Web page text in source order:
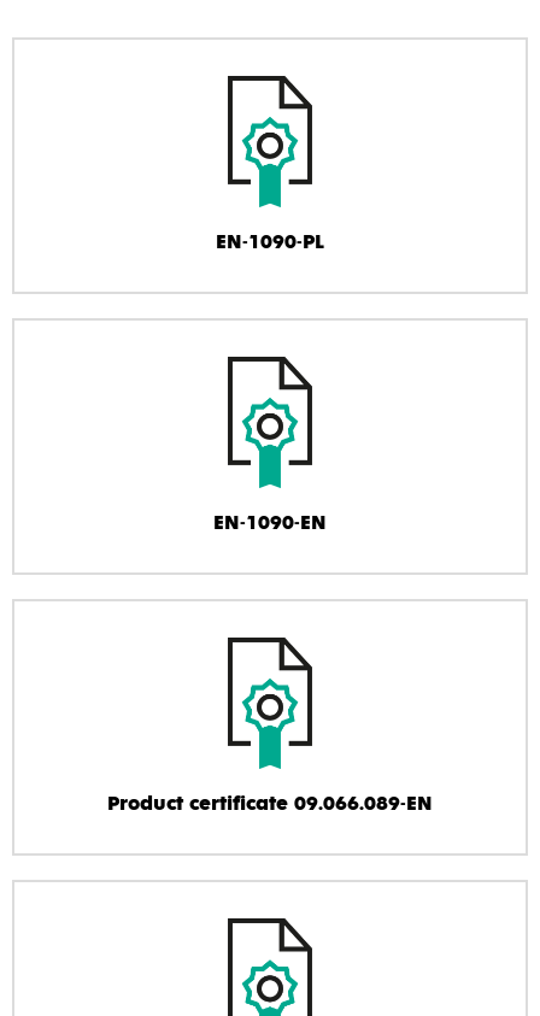
EN-1090-PL
EN-1090-EN
Product certificate 09.066.089-EN